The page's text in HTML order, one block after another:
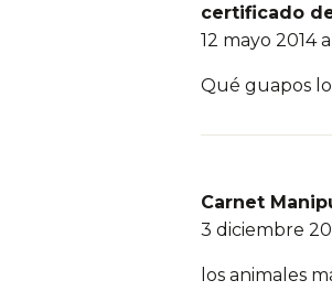
certificado
12 mayo 2014
Qué guapos
Carnet
3 diciembre
los animales